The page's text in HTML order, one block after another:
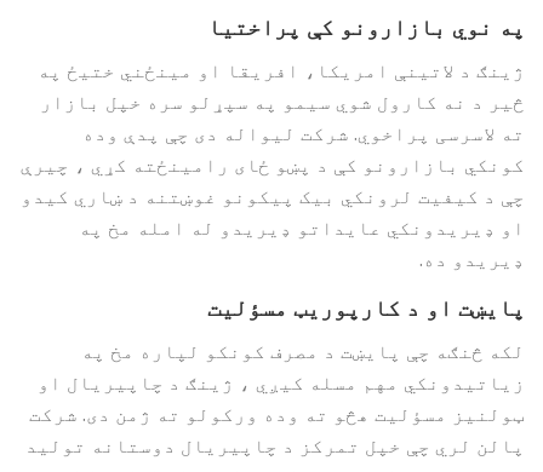
په نوي بازارونو کې پراختیا
ژینګ د لاتینې امریکا، افریقا او مینځني ختیځ په
څیر د نه کارول شوي سیمو په سپړلو سره خپل بازار
ته لاسرسی پراخوي. شرکت لیواله دی چې پدې وده
کونکي بازارونو کې د پښو ځای رامینځته کړي ، چیرې
چې د کیفیت لرونکي بیک پیکونو غوښتنه د ښاري کیدو
او ډیریدونکي عایداتو ډیریدو له امله مخ په
ډیریدو ده.
پایښت او د کارپوریټ مسؤلیت
لکه څنګه چې پایښت د مصرف کونکو لپاره مخ په
زیاتیدونکي مهم مسله کیږي ، ژینګ د چاپیریال او
ټولنیز مسؤلیت هڅو ته وده ورکولو ته ژمن دی. شرکت
پالن لري چې خپل تمرکز د چاپیریال دوستانه تولید